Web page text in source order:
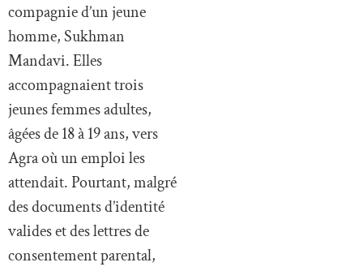
compagnie d’un jeune
homme, Sukhman
Mandavi. Elles
accompagnaient trois
jeunes femmes adultes,
âgées de 18 à 19 ans, vers
Agra où un emploi les
attendait. Pourtant, malgré
des documents d’identité
valides et des lettres de
consentement parental,